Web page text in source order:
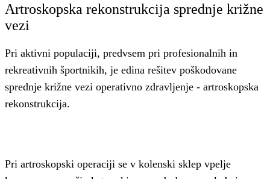
Artroskopska rekonstrukcija sprednje križne
vezi
Pri aktivni populaciji, predvsem pri profesionalnih in
rekreativnih športnikih, je edina rešitev poškodovane
sprednje križne vezi operativno zdravljenje - artroskopska
rekonstrukcija.
Pri artroskopski operaciji se v kolenski sklep vpelje